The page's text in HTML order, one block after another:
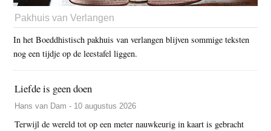
Pakhuis van Verlangen
In het Boeddhistisch pakhuis van verlangen blijven sommige teksten
nog een tijdje op de leestafel liggen.
Liefde is geen doen
Hans van Dam - 10 augustus 2026
Terwijl de wereld tot op een meter nauwkeurig in kaart is gebracht